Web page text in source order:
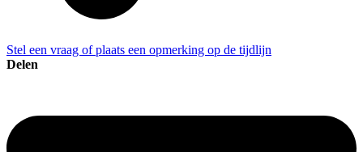
Stel een vraag of plaats een opmerking op de tijdlijn
Delen